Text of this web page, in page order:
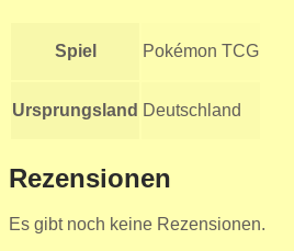
Spiel Pokémon TCG
Ursprungsland Deutschland
Rezensionen
Es gibt noch keine Rezensionen.